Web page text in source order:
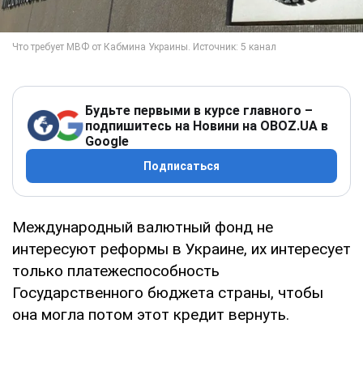
Будьте первыми в курсе главного –
подпишитесь на Новини на OBOZ.UA в
Google
Подписаться
Международный валютный фонд не
интересуют реформы в Украине, их интересует
только платежеспособность
Государственного бюджета страны, чтобы
она могла потом этот кредит вернуть.